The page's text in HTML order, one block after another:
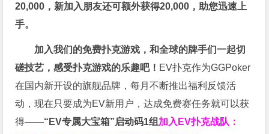
20,000，新加入朋友还可额外获得20,000，助您迅速上
手。
加入我们的免费扑克游戏，和全球的牌手们一起切
磋技艺，感受扑克游戏的乐趣吧！ EV扑克作为GGPoker
在国内新开设的旗舰品牌，每月不断推出福利反馈活
动，现在只要成为EV新用户，达成免费赛任务就可以获
得——“EV专属大宝箱”启动码1组 加入EV扑克战队：